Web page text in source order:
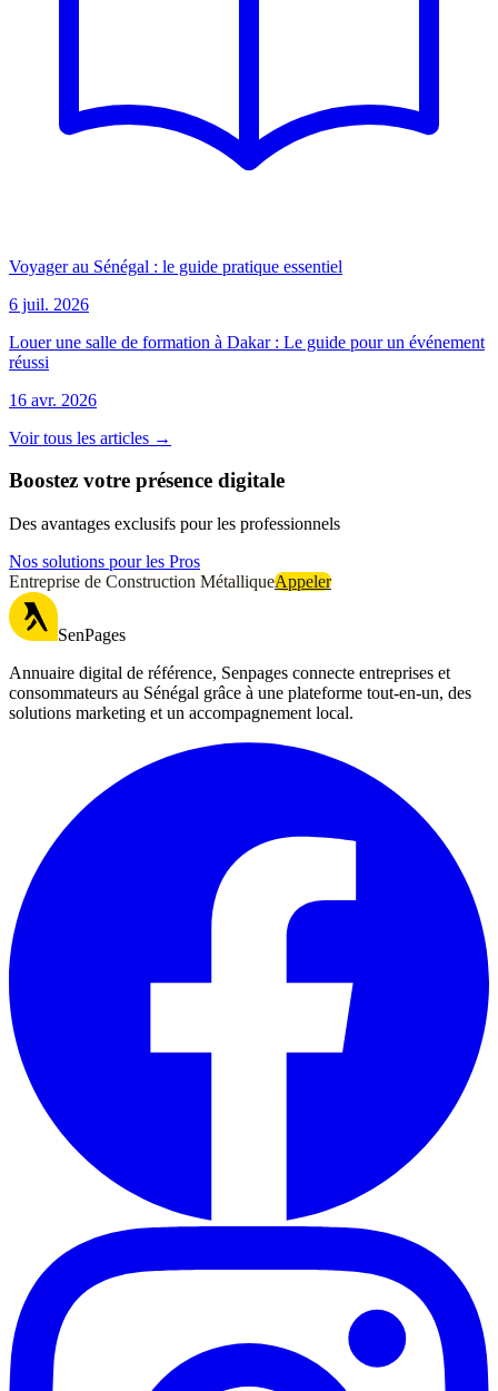
Voyager au Sénégal : le guide pratique essentiel
6 juil. 2026
Louer une salle de formation à Dakar : Le guide pour un événement
réussi
16 avr. 2026
Voir tous les articles →
Boostez votre présence digitale
Des avantages exclusifs pour les professionnels
Nos solutions pour les Pros
Entreprise de Construction MétalliqueAppeler
SenPages
Annuaire digital de référence, Senpages connecte entreprises et
consommateurs au Sénégal grâce à une plateforme tout-en-un, des
solutions marketing et un accompagnement local.